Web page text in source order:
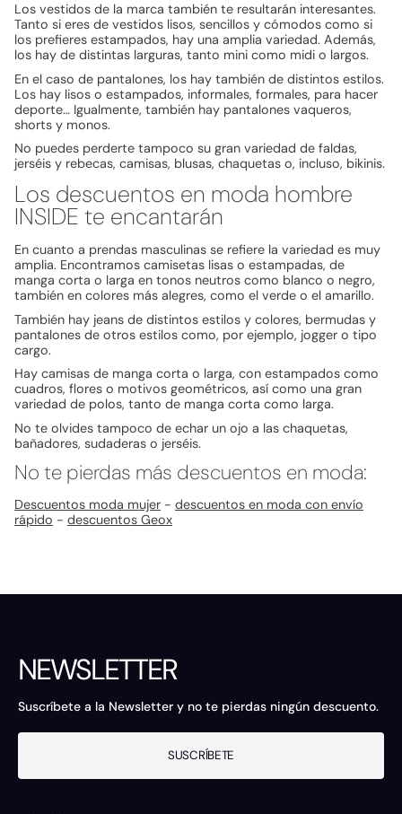
Los vestidos de la marca también te resultarán interesantes.
Tanto si eres de vestidos lisos, sencillos y cómodos como si
los prefieres estampados, hay una amplia variedad. Además,
los hay de distintas larguras, tanto mini como midi o largos.
En el caso de pantalones, los hay también de distintos estilos.
Los hay lisos o estampados, informales, formales, para hacer
deporte… Igualmente, también hay pantalones vaqueros,
shorts y monos.
No puedes perderte tampoco su gran variedad de faldas,
jerséis y rebecas, camisas, blusas, chaquetas o, incluso, bikinis.
Los descuentos en moda hombre
INSIDE te encantarán
En cuanto a prendas masculinas se refiere la variedad es muy
amplia. Encontramos camisetas lisas o estampadas, de
manga corta o larga en tonos neutros como blanco o negro,
también en colores más alegres, como el verde o el amarillo.
También hay jeans de distintos estilos y colores, bermudas y
pantalones de otros estilos como, por ejemplo, jogger o tipo
cargo.
Hay camisas de manga corta o larga, con estampados como
cuadros, flores o motivos geométricos, así como una gran
variedad de polos, tanto de manga corta como larga.
No te olvides tampoco de echar un ojo a las chaquetas,
bañadores, sudaderas o jerséis.
No te pierdas más descuentos en moda:
Descuentos moda mujer - descuentos en moda con envío
rápido - descuentos Geox
NEWSLETTER
Suscríbete a la Newsletter y no te pierdas ningún descuento.
SUSCRÍBETE